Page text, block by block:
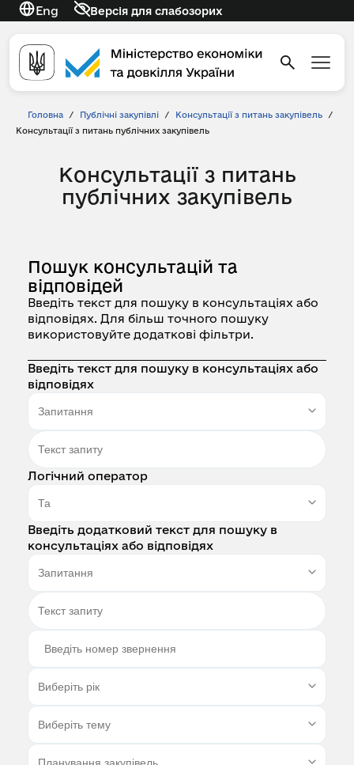
Eng Версія для слабозорих
Головна / Публічні закупівлі / Консультації з питань закупівель
/
Консультації з питань публічних закупівель
Консультації з питань
публічних закупівель
Пошук консультацій та
відповідей
Введіть текст для пошуку в консультаціях або
відповідях. Для більш точного пошуку
використовуйте додаткові фільтри.
Введіть текст для пошуку в консультаціях або
відповідях
Логічний оператор
Введіть додатковий текст для пошуку в
консультаціях або відповідях